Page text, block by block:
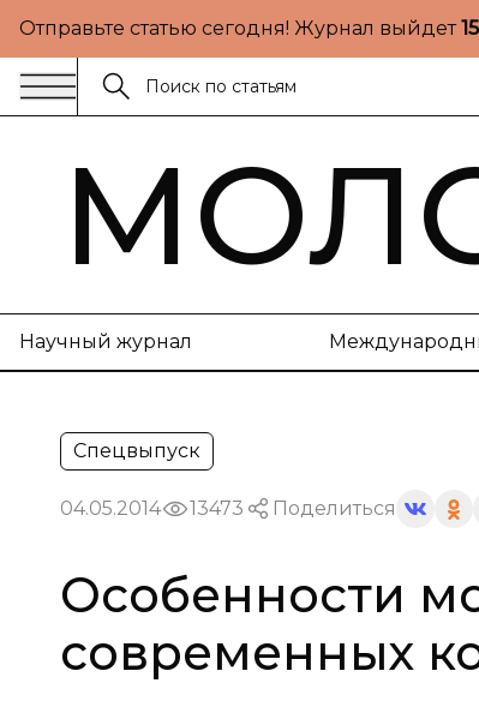
Отправьте статью сегодня! Журнал выйдет
Научный журнал
Спецвыпуск
04.05.2014 13473 Поделиться
Особенности
современных